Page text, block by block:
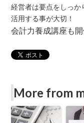
経営者は要点をしっか
活用する事が大切！
会計力養成講座も
More from